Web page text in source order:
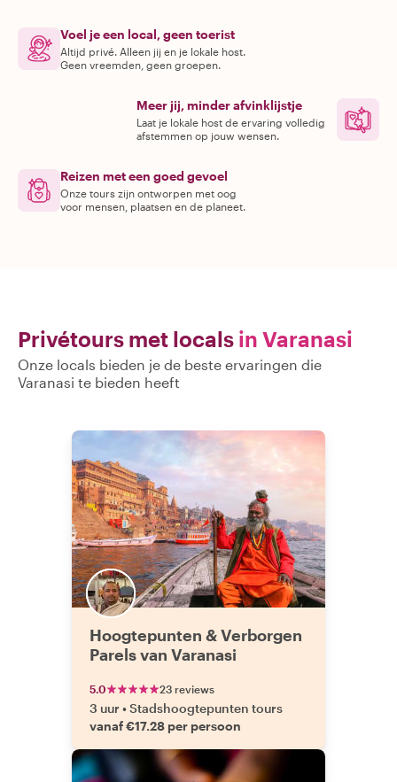
Voel je een local, geen toerist
Altijd privé. Alleen jij en je lokale host.
Geen vreemden, geen groepen.
Meer jij, minder afvinklijstje
Laat je lokale host de ervaring volledig
afstemmen op jouw wensen.
Reizen met een goed gevoel
Onze tours zijn ontworpen met oog
voor mensen, plaatsen en de planeet.
Privétours met locals in Varanasi
Onze locals bieden je de beste ervaringen die
Varanasi te bieden heeft
Hoogtepunten & Verborgen
Parels van Varanasi
5.0 23 reviews
3 uur •Stadshoogtepunten tours
vanaf €17.28 per persoon